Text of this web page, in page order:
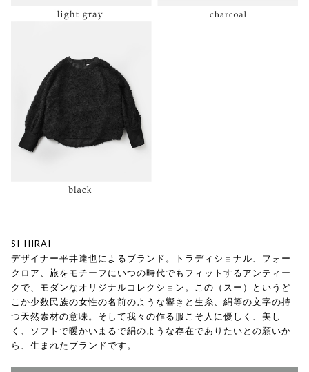
SI-HIRAI
デザイナー平井達也によるブランド。トラディショナル、フォー
クロア、旅をモチーフにいつの時代でもフィットするアンティー
クで、モダンなオリジナルコレクション。この（スー）というど
こか少数民族の女性の名前のような響きと生糸、絹等の文字の持
つ天然素材の意味。そして我々の作る服こそ人に優しく、美し
く、ソフトで暖かいまるで絹のような存在でありたいとの願いか
ら、生まれたブランドです。